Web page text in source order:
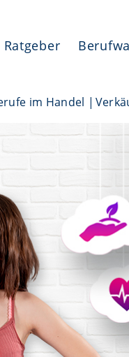
Ratgeber
im Handel